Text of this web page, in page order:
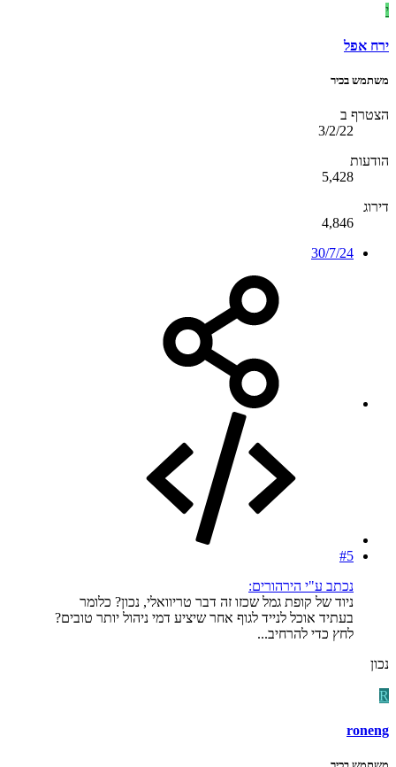
י
ירח אפל
משתמש בכיר
הצטרף ב
3/2/22
הודעות
5,428
דירוג
4,846
30/7/24
#5
נכתב ע"י הירהורים:
ניוד של קופת גמל שכזו זה דבר טריוואלי, נכון? כלומר
בעתיד אוכל לנייד לגוף אחר שיציע דמי ניהול יותר טובים?
לחץ כדי להרחיב...
נכון
R
roneng